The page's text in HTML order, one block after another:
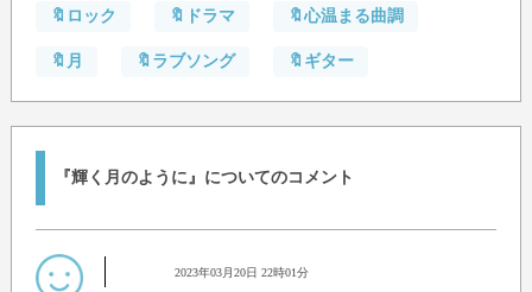
🔖ロック 🔖ドラマ 🔖心温まる曲調
🔖月 🔖ラブソング 🔖ギター
『輝く月のように』についてのコメント
2023年03月20日 22時01分